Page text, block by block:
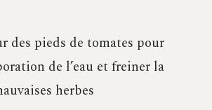
des pieds de tomates pour
de l’eau et freiner la
herbes